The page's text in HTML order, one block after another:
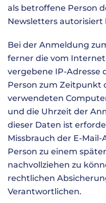
als betroffene Person
Newsletters autorisiert
Bei der Anmeldung
ferner die vom
vergebene IP-Adresse
Person zum Zeitpunkt
verwendeten
und die Uhrzeit der
dieser Daten ist
Missbrauch der E-
Person zu einem
nachvollziehen zu
rechtlichen
Verantwortlichen.